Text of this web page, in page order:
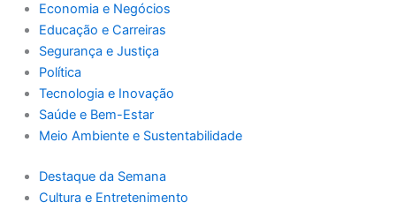
Economia e Negócios
Educação e Carreiras
Segurança e Justiça
Política
Tecnologia e Inovação
Saúde e Bem-Estar
Meio Ambiente e Sustentabilidade
Destaque da Semana
Cultura e Entretenimento